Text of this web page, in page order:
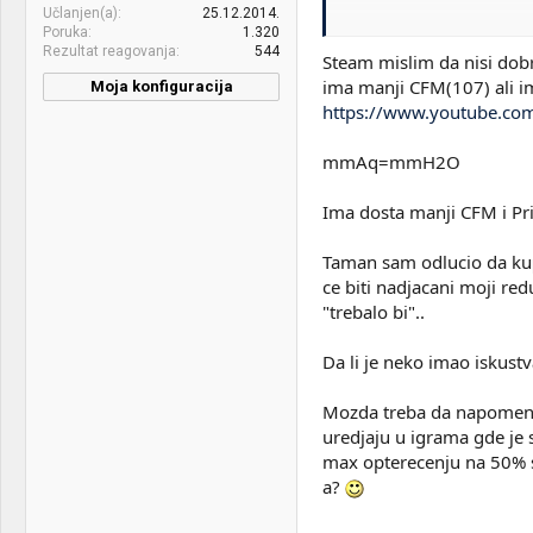
Učlanjen(a)
25.12.2014.
Poruka
1.320
Rezultat reagovanja
544
Moja konfiguracija
Laptop HP ProBook 4530s
ROG Strix X570 Gaming E
Trident Z Neo 2x16gb
Samsung SSD 850 EVO
500GB, Seagate Barracuda
Jedino obrati pažnju na
ilbb je nešto loše računao
Steam mislim da nisi
ima manji CFM(107) ali
https://
mmAq=mmH2O
Ima dosta manji CFM i
Taman sam odlucio da
ce biti nadjacani moji
"trebalo bi"..
Da li je neko imao
Mozda treba da
uredjaju u igrama gde je
max opterecenju na
a?